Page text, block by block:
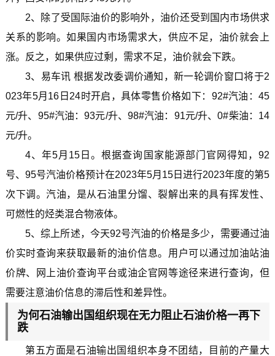
2、除了受国际油价的影响外，油价还受到国内市场供求
关系的影响。如果国内市场需求大，供应不足，油价就会上
涨。反之，如果供应过剩，需求不足，油价就会下跌。
3、易车讯 根据发改委调价通知，新一轮调价窗口将于2
023年5月16日24时开启，具体零售价格如下：92#汽油：45
元/升、95#汽油：93元/升、98#汽油：91元/升、0#柴油：14
元/升。
4、年5月15日。根据查询国家能源部门官网得知，92
号、95号汽油价格预计在2023年5月15日进行2023年度的第5
次下调。汽油，是从石油里分馏、裂解出来的具有挥发性、
可燃性的烃类混合物液体。
5、综上所述，今天92号汽油的价格是多少，需要通过油
价实时查询来获取最新的油价信息。用户可以通过加油站油
价牌、网上油价查询平台或油企官网等途径来进行查询，但
需要注意油价信息的滞后性和差异性。
为何石油输出国组织现在无力阻止石油价格一再下
跌
第五方面是石油输出国组织本身不团结，目前的产量大